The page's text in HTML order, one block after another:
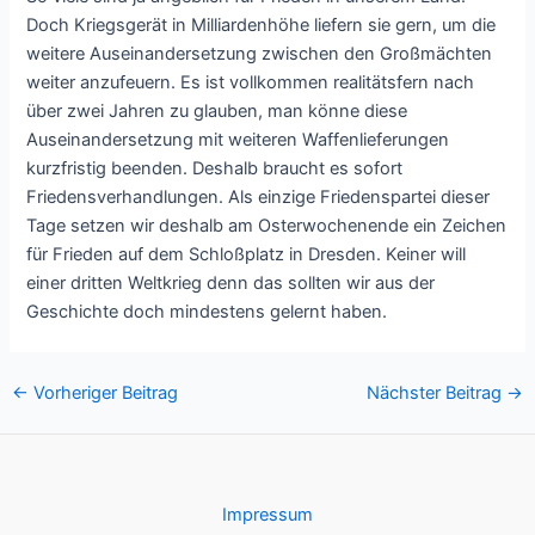
Doch Kriegsgerät in Milliardenhöhe liefern sie gern, um die
weitere Auseinandersetzung zwischen den Großmächten
weiter anzufeuern. Es ist vollkommen realitätsfern nach
über zwei Jahren zu glauben, man könne diese
Auseinandersetzung mit weiteren Waffenlieferungen
kurzfristig beenden. Deshalb braucht es sofort
Friedensverhandlungen. Als einzige Friedenspartei dieser
Tage setzen wir deshalb am Osterwochenende ein Zeichen
für Frieden auf dem Schloßplatz in Dresden. Keiner will
einer dritten Weltkrieg denn das sollten wir aus der
Geschichte doch mindestens gelernt haben.
Post
← Vorheriger Beitrag Nächster Beitrag →
Impressum